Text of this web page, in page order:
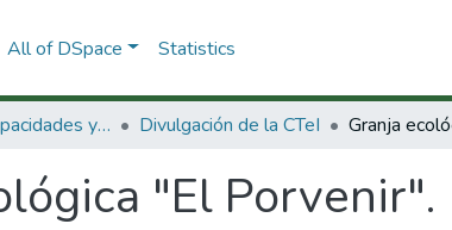
All of DSpace Statistics
Dirección de Capacidades y Divulgación de la CTeI Divulgación de la CTeI
"El Porvenir".